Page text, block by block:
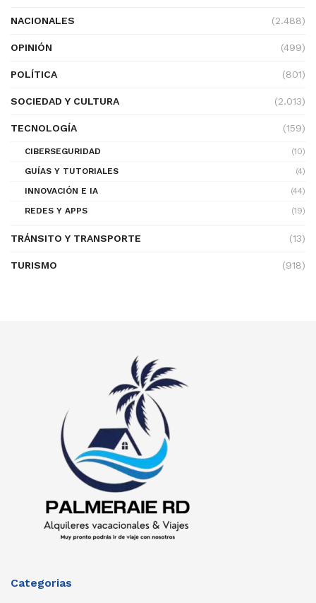
NACIONALES (2.488)
OPINIÓN (499)
POLÍTICA (801)
SOCIEDAD Y CULTURA (2.013)
TECNOLOGÍA (159)
CIBERSEGURIDAD
(10)
GUÍAS Y TUTORIALES
(4)
INNOVACIÓN E IA
(44)
REDES Y APPS
(19)
TRÁNSITO Y TRANSPORTE (13)
TURISMO (918)
Categorias